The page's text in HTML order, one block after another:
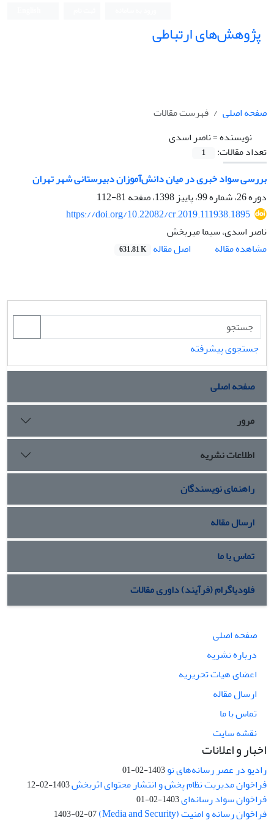
پژوهش‌های ارتباطی
صفحه اصلی
فهرست مقالات
نویسنده =ناصر اسدی
تعداد مقالات:
1
بررسی سواد خبری در میان دانش‌آموزان دبیرستانی شهر تهران
دوره 26، شماره 99، پاییز 1398، صفحه
81-112
https://doi.org/10.22082/cr.2019.111938.1895
ناصر اسدی، سیما میربخش
مشاهده مقاله
اصل مقاله 631.81 K
جستجوی پیشرفته
صفحه اصلی
مرور
اطلاعات نشریه
راهنمای نویسندگان
ارسال مقاله
تماس با ما
فلودیاگرام (فرآیند) داوری مقالات
صفحه اصلی
درباره نشریه
اعضای هیات تحریریه
ارسال مقاله
تماس با ما
نقشه سایت
اخبار و اعلانات
رادیو در عصر رسانه‌های نو1403-02-01
فراخوان مدیریت نظام پخش و انتشار محتوای اثربخش1403-02-12
فراخوان سواد رسانه‌ای1403-02-01
فراخوان رسانه و امنیت (Media and Security) 1403-02-07